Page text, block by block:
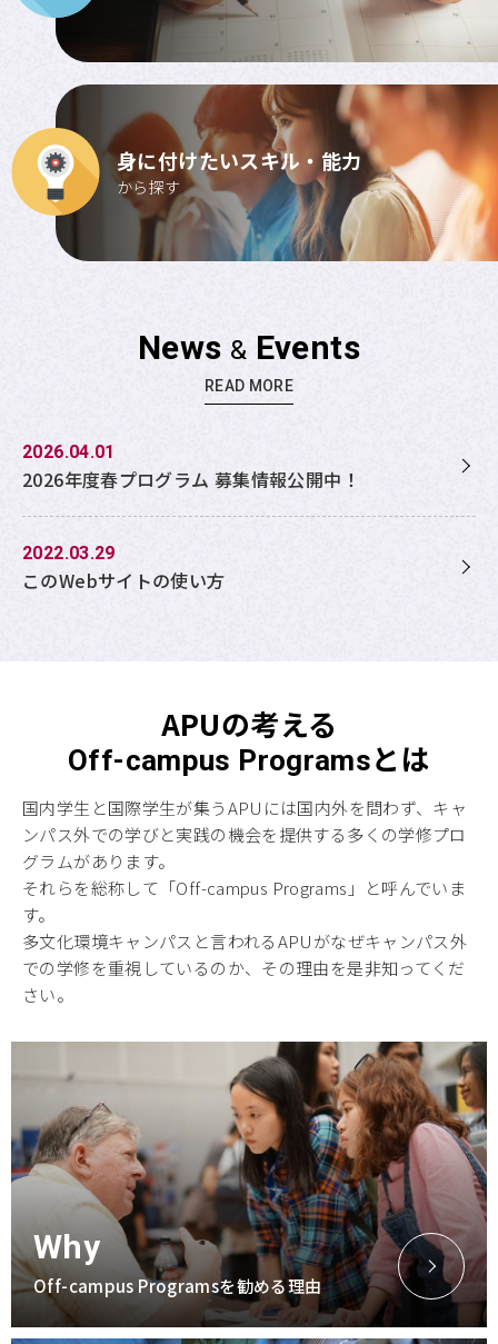
身に付けたいスキル・能力
から探す
News & Events
READ MORE
2026.04.01
2026年度春プログラム 募集情報公開中！
2022.03.29
このWebサイトの使い方
APUの考える
Off-campus Programsとは
国内学生と国際学生が集うAPUには国内外を問わず、キャ
ンパス外での学びと実践の機会を提供する多くの学修プロ
グラムがあります。
それらを総称して「Off-campus Programs」と呼んでいま
す。
多文化環境キャンパスと言われるAPUがなぜキャンパス外
での学修を重視しているのか、その理由を是非知ってくだ
さい。
Why
Off-campus Programsを勧める理由